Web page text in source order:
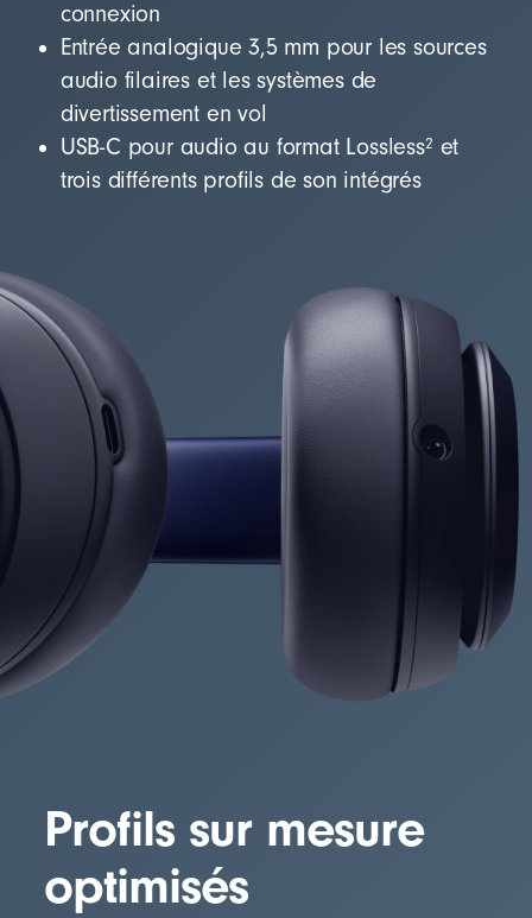
connexion
Entrée analogique 3,5 mm pour les sources
audio filaires et les systèmes de
divertissement en vol
USB-C pour audio au format Lossless2 et
trois différents profils de son intégrés
Profils sur mesure
optimisés